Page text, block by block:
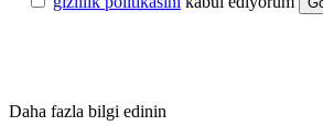
Daha fazla bilgi edinin